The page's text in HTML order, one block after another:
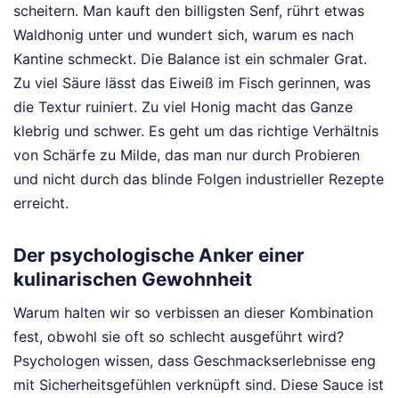
scheitern. Man kauft den billigsten Senf, rührt etwas
Waldhonig unter und wundert sich, warum es nach
Kantine schmeckt. Die Balance ist ein schmaler Grat.
Zu viel Säure lässt das Eiweiß im Fisch gerinnen, was
die Textur ruiniert. Zu viel Honig macht das Ganze
klebrig und schwer. Es geht um das richtige Verhältnis
von Schärfe zu Milde, das man nur durch Probieren
und nicht durch das blinde Folgen industrieller Rezepte
erreicht.
Der psychologische Anker einer
kulinarischen Gewohnheit
Warum halten wir so verbissen an dieser Kombination
fest, obwohl sie oft so schlecht ausgeführt wird?
Psychologen wissen, dass Geschmackserlebnisse eng
mit Sicherheitsgefühlen verknüpft sind. Diese Sauce ist